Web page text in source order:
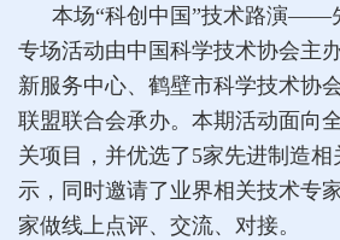
本场“科创中国”技术路演——
专场活动由中国科学技术协会主
新服务中心、鹤壁市科学技术协
联盟联合会承办。本期活动面向
关项目，并优选了5家先进制造
示，同时邀请了业界相关技术专
家做线上点评、交流、对接。